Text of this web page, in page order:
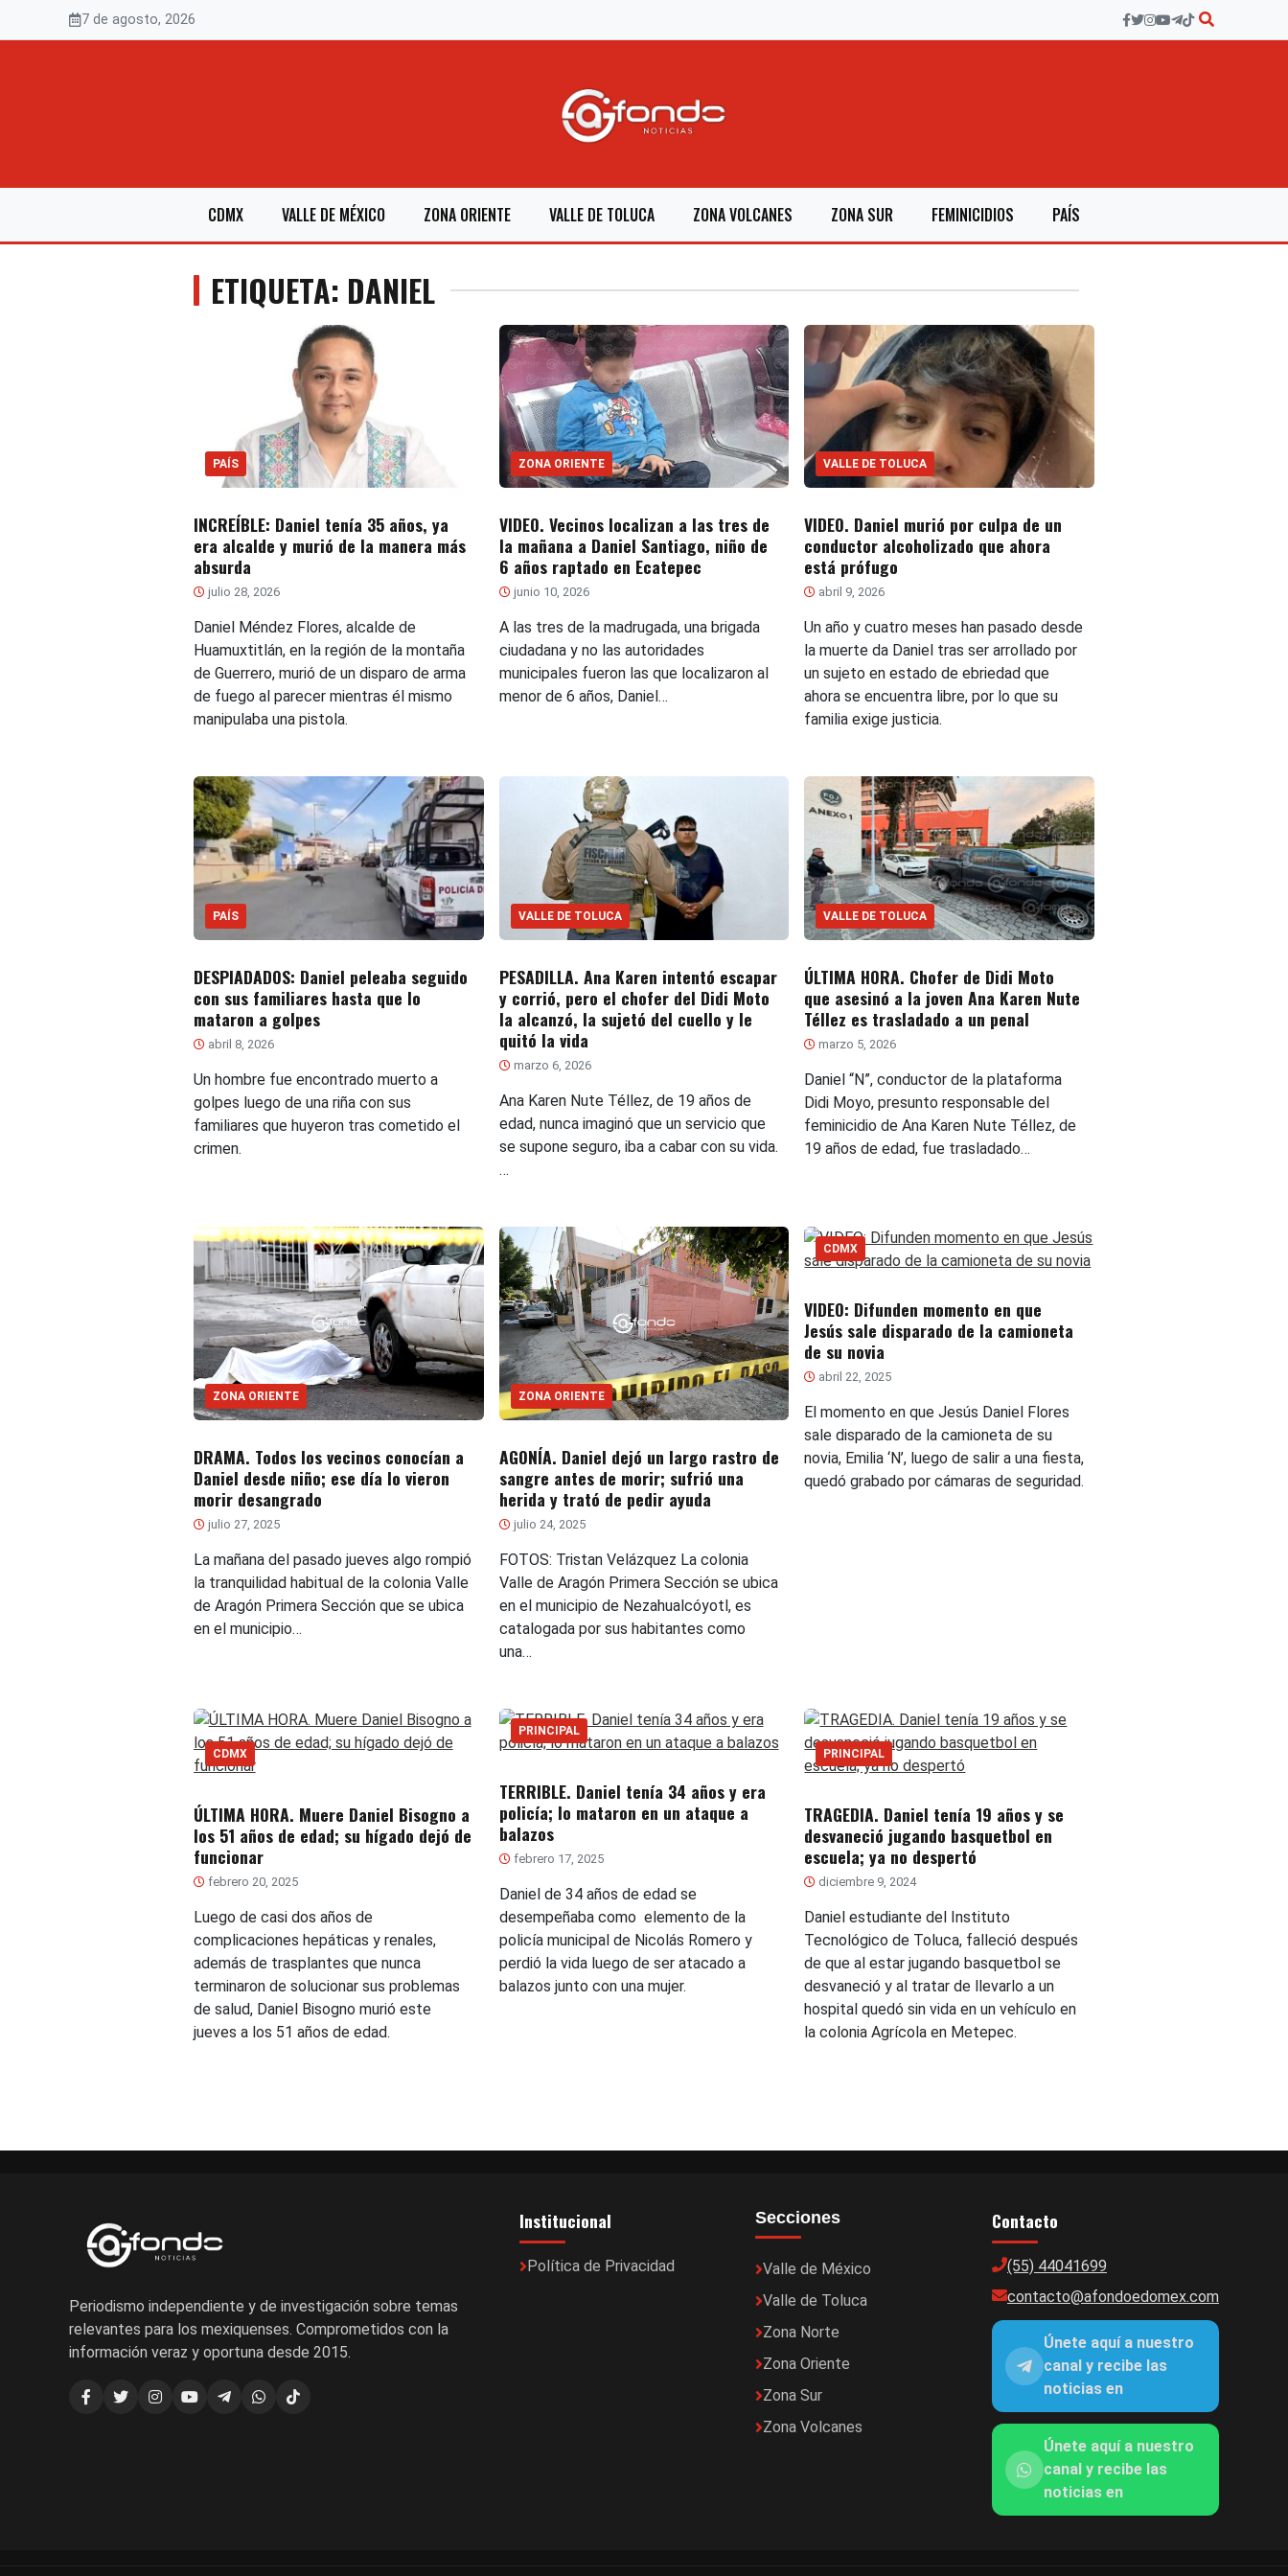
7 de agosto, 2026
CDMX VALLE DE MÉXICO ZONA ORIENTE VALLE DE TOLUCA ZONA VOLCANES ZONA SUR FEMINICIDIOS PAÍS
ETIQUETA: DANIEL
PAÍS
INCREÍBLE: Daniel tenía 35 años, ya
era alcalde y murió de la manera más
absurda
julio 28, 2026
Daniel Méndez Flores, alcalde de
Huamuxtitlán, en la región de la montaña
de Guerrero, murió de un disparo de arma
de fuego al parecer mientras él mismo
manipulaba una pistola.
ZONA ORIENTE
VIDEO. Vecinos localizan a las tres de
la mañana a Daniel Santiago, niño de
6 años raptado en Ecatepec
junio 10, 2026
A las tres de la madrugada, una brigada
ciudadana y no las autoridades
municipales fueron las que localizaron al
menor de 6 años, Daniel…
VALLE DE TOLUCA
VIDEO. Daniel murió por culpa de un
conductor alcoholizado que ahora
está prófugo
abril 9, 2026
Un año y cuatro meses han pasado desde
la muerte da Daniel tras ser arrollado por
un sujeto en estado de ebriedad que
ahora se encuentra libre, por lo que su
familia exige justicia.
PAÍS
DESPIADADOS: Daniel peleaba seguido
con sus familiares hasta que lo
mataron a golpes
abril 8, 2026
Un hombre fue encontrado muerto a
golpes luego de una riña con sus
familiares que huyeron tras cometido el
crimen.
VALLE DE TOLUCA
PESADILLA. Ana Karen intentó escapar
y corrió, pero el chofer del Didi Moto
la alcanzó, la sujetó del cuello y le
quitó la vida
marzo 6, 2026
Ana Karen Nute Téllez, de 19 años de
edad, nunca imaginó que un servicio que
se supone seguro, iba a cabar con su vida.
…
VALLE DE TOLUCA
ÚLTIMA HORA. Chofer de Didi Moto
que asesinó a la joven Ana Karen Nute
Téllez es trasladado a un penal
marzo 5, 2026
Daniel “N”, conductor de la plataforma
Didi Moyo, presunto responsable del
feminicidio de Ana Karen Nute Téllez, de
19 años de edad, fue trasladado…
ZONA ORIENTE
DRAMA. Todos los vecinos conocían a
Daniel desde niño; ese día lo vieron
morir desangrado
julio 27, 2025
La mañana del pasado jueves algo rompió
la tranquilidad habitual de la colonia Valle
de Aragón Primera Sección que se ubica
en el municipio…
ZONA ORIENTE
AGONÍA. Daniel dejó un largo rastro de
sangre antes de morir; sufrió una
herida y trató de pedir ayuda
julio 24, 2025
FOTOS: Tristan Velázquez La colonia
Valle de Aragón Primera Sección se ubica
en el municipio de Nezahualcóyotl, es
catalogada por sus habitantes como
una…
CDMX
VIDEO: Difunden momento en que
Jesús sale disparado de la camioneta
de su novia
abril 22, 2025
El momento en que Jesús Daniel Flores
sale disparado de la camioneta de su
novia, Emilia ‘N’, luego de salir a una fiesta,
quedó grabado por cámaras de seguridad.
CDMX
ÚLTIMA HORA. Muere Daniel Bisogno a
los 51 años de edad; su hígado dejó de
funcionar
febrero 20, 2025
Luego de casi dos años de
complicaciones hepáticas y renales,
además de trasplantes que nunca
terminaron de solucionar sus problemas
de salud, Daniel Bisogno murió este
jueves a los 51 años de edad.
PRINCIPAL
TERRIBLE. Daniel tenía 34 años y era
policía; lo mataron en un ataque a
balazos
febrero 17, 2025
Daniel de 34 años de edad se
desempeñaba como elemento de la
policía municipal de Nicolás Romero y
perdió la vida luego de ser atacado a
balazos junto con una mujer.
PRINCIPAL
TRAGEDIA. Daniel tenía 19 años y se
desvaneció jugando basquetbol en
escuela; ya no despertó
diciembre 9, 2024
Daniel estudiante del Instituto
Tecnológico de Toluca, falleció después
de que al estar jugando basquetbol se
desvaneció y al tratar de llevarlo a un
hospital quedó sin vida en un vehículo en
la colonia Agrícola en Metepec.
Periodismo independiente y de investigación sobre temas
relevantes para los mexiquenses. Comprometidos con la
información veraz y oportuna desde 2015.
Institucional
Política de Privacidad
Secciones
Valle de México
Valle de Toluca
Zona Norte
Zona Oriente
Zona Sur
Zona Volcanes
Contacto
(55) 44041699
contacto@afondoedomex.com
Únete aquí a nuestro
canal y recibe las
noticias en
Únete aquí a nuestro
canal y recibe las
noticias en